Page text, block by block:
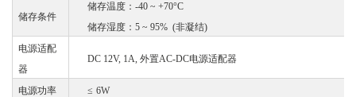
储存条件
储存温度： -40 ~ +70°C
储存湿度： 5 ~ 95% (非凝结)
电源适配
器
DC 12V, 1A, 外置AC-DC电源适配器
电源功率 ≤ 6W